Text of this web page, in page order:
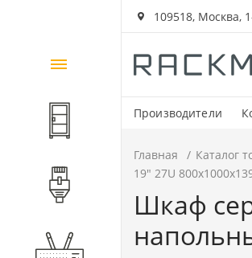
109518, Москва,
Производители
Каталог
товаров
Шкафы и стойки
Активное оборудование
Главная Каталог
19" 27U
Шкаф